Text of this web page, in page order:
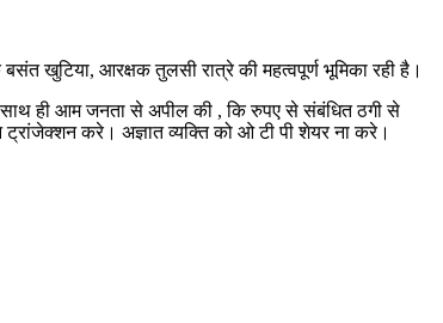
खुटिया, आरक्षक तुलसी रात्रे की महत्वपूर्ण भूमिका रही है।
साथ ही आम जनता से अपील की , कि रुपए से संबंधित ठगी से
करे। अज्ञात व्यक्ति को ओ टी पी शेयर ना करे।